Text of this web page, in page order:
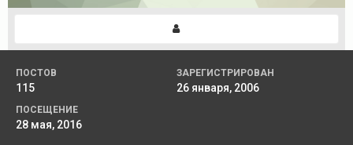
ПОСТОВ
115
ЗАРЕГИСТРИРОВАН
26 января, 2006
ПОСЕЩЕНИЕ
28 мая, 2016